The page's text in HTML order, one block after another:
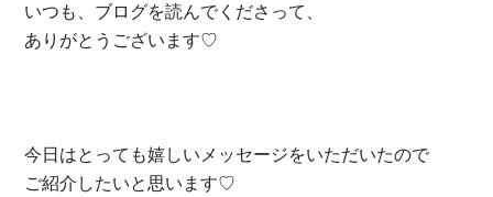
いつも、ブログを読んでくださって、
ありがとうございます♡
今日はとっても嬉しいメッセージをいただいたので
ご紹介したいと思います♡